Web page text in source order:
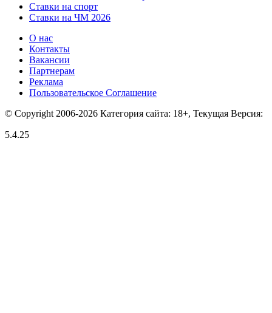
Ставки на спорт
Ставки на ЧМ 2026
О нас
Контакты
Вакансии
Партнерам
Реклама
Пользовательское Соглашение
© Copyright 2006-2026 Категория сайта: 18+, Текущая Версия:
5.4.25